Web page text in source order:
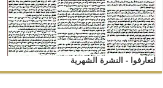
لتعارفوا - النشرة الشهرية